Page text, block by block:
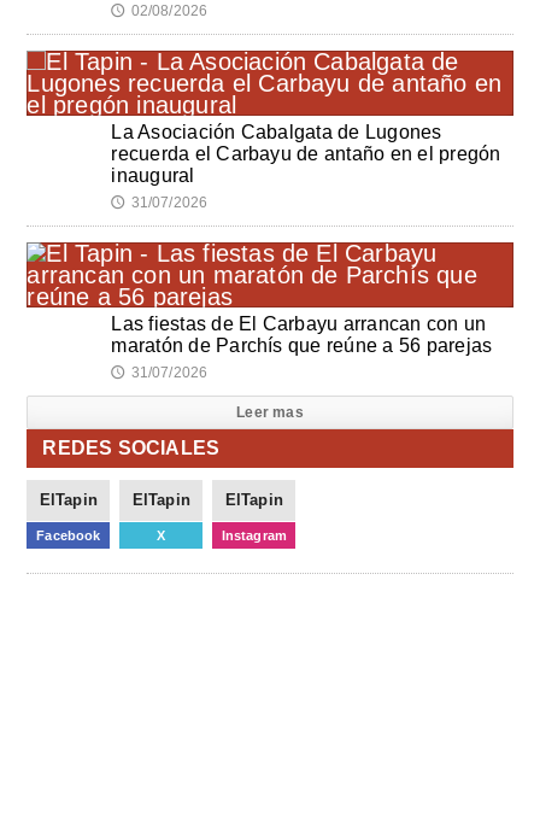
🕔 02/08/2026
La Asociación Cabalgata de Lugones
recuerda el Carbayu de antaño en el pregón
inaugural
🕔 31/07/2026
Las fiestas de El Carbayu arrancan con un
maratón de Parchís que reúne a 56 parejas
🕔 31/07/2026
Leer mas
REDES SOCIALES
ElTapin
Facebook
ElTapin
X
ElTapin
Instagram